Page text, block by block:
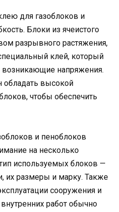
для газоблоков и
Блоки из ячеистого
разрывного растяжения,
клей, который
напряжения.
обладать высокой
чтобы обеспечить
и пеноблоков
на несколько
используемых блоков —
их размеры и марку. Также
сооружения и
работ обычно